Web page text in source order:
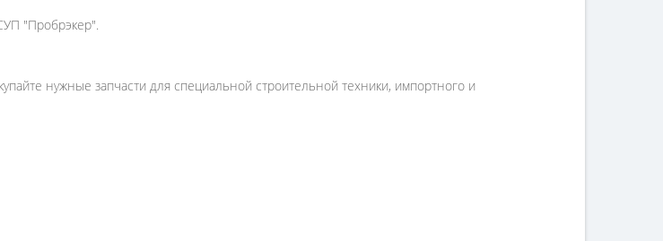
"Пробрэкер".
нужные запчасти для специальной строительной техники, импортного и